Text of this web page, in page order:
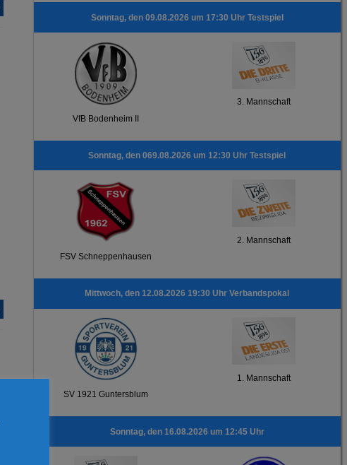
Sonntag, den 09.08.2026 um 17:30 Uhr Testspiel
VfB Bodenheim II
3. Mannschaft
Sonntag, den 069.08.2026 um 12:30 Uhr Testspiel
FSV Schneppenhausen
2. Mannschaft
Mittwoch, den 12.08.2026 19:30 Uhr Verbandspokal
SV 1921 Guntersblum
1. Mannschaft
Sonntag, den 16.08.2026 um 12:45 Uhr